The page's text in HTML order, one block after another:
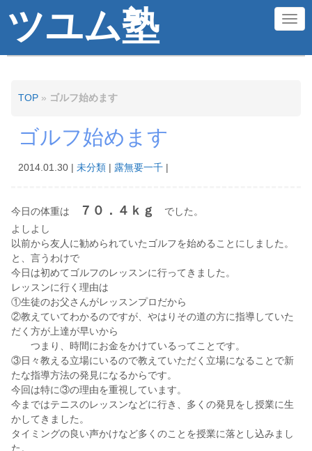
ツユム塾 N
TOP » ゴルフ始めます
ゴルフ始めます
2014.01.30 未分類 露無要一千
今日の体重は ７０．４ｋｇ
でした。
よしよし
以前から友人に勧められていたゴルフを始めることにしました。
と、言うわけで
今日は初めてゴルフのレッスンに行ってきました。
レッスンに行く理由は
①生徒のお父さんがレッスンプロだから
②教えていてわかるのですが、やはりその道の方に指導していた
だく方が上達が早いから
つまり、時間にお金をかけているってことです。
③日々教える立場にいるので教えていただく立場になることで新
たな指導方法の発見になるからです。
今回は特に③の理由を重視しています。
今まではテニスのレッスンなどに行き、多くの発見をし授業に生
かしてきました。
タイミングの良い声かけなど多くのことを授業に落とし込みまし
た。